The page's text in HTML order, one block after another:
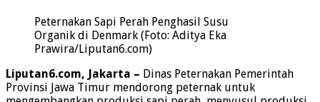
Peternakan Sapi Perah Penghasil Susu
Organik di Denmark (Foto: Aditya Eka
Prawira/Liputan6.com)
Liputan6.com, Jakarta – Dinas Peternakan Pemerintah
Provinsi Jawa Timur mendorong peternak untuk